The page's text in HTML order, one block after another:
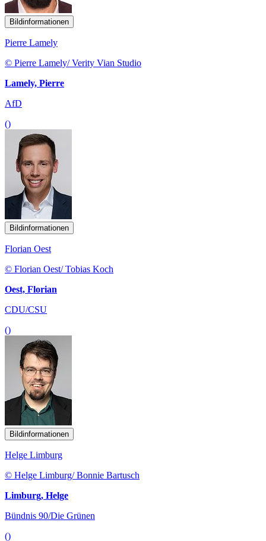
Bildinformationen
Pierre Lamely
© Pierre Lamely/ Verity Vian Studio
Lamely, Pierre
AfD
()
Bildinformationen
Florian Oest
© Florian Oest/ Tobias Koch
Oest, Florian
CDU/CSU
()
Bildinformationen
Helge Limburg
© Helge Limburg/ Bonnie Bartusch
Limburg, Helge
Bündnis 90/Die Grünen
()